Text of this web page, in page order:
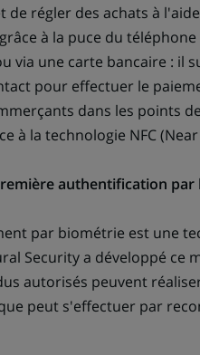
de régler des achats à
à la puce du
via une carte bancaire : il
pour effectuer le
dans les points
à la technologie NFC
authentification
par biométrie est une
Security a développé ce
autorisés peuvent
peut s'effectuer par